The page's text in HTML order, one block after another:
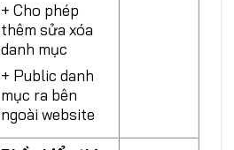
+ Cho phép
thêm sửa xóa
danh mục
+ Public danh
mục ra bên
ngoài website